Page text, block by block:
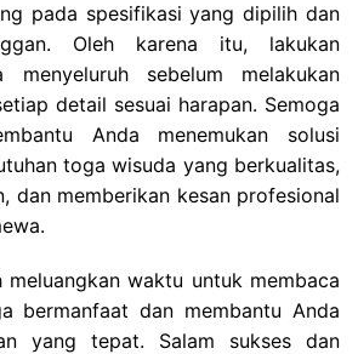
pada spesifikasi yang dipilih dan
Oleh karena itu, lakukan
menyeluruh sebelum melakukan
detail sesuai harapan. Semoga
Anda menemukan solusi
toga wisuda yang berkualitas,
dan memberikan kesan profesional
meluangkan waktu untuk membaca
bermanfaat dan membantu Anda
yang tepat. Salam sukses dan